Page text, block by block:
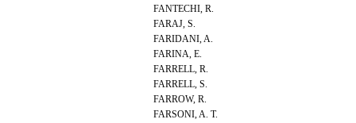
FANTECHI, R.
FARAJ, S.
FARIDANI, A.
FARINA, E.
FARRELL, R.
FARRELL, S.
FARROW, R.
FARSONI, A. T.